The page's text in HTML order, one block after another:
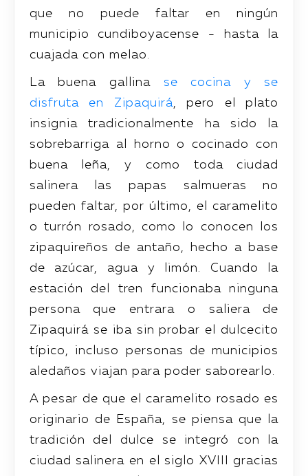
que no puede faltar en ningún
municipio cundiboyacense - hasta la
cuajada con melao.
La buena gallina se cocina y se
disfruta en Zipaquirá, pero el plato
insignia tradicionalmente ha sido la
sobrebarriga al horno o cocinado con
buena leña, y como toda ciudad
salinera las papas salmueras no
pueden faltar, por último, el caramelito
o turrón rosado, como lo conocen los
zipaquireños de antaño, hecho a base
de azúcar, agua y limón. Cuando la
estación del tren funcionaba ninguna
persona que entrara o saliera de
Zipaquirá se iba sin probar el dulcecito
típico, incluso personas de municipios
aledaños viajan para poder saborearlo.
A pesar de que el caramelito rosado es
originario de España, se piensa que la
tradición del dulce se integró con la
ciudad salinera en el siglo XVIII gracias